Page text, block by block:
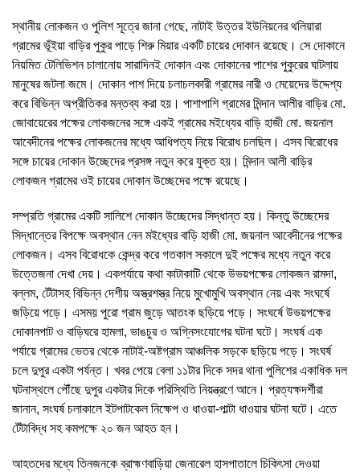
স্থানীয় লোকজন ও পুলিশ সূত্রে জানা গেছে, নাটাই উত্তর ইউনিয়নের থলিয়ারা
গ্রামের ভূঁইয়া বাড়ির পুকুর পাড়ে শিরু মিয়ার একটি চায়ের দোকান রয়েছে। সে দোকানে
নিয়মিত টেলিভিশন চালানোয় সারাদিনই দোকান এবং দোকানের পাশের পুকুরের ঘাটলায়
মানুষের জটলা জমে। দোকান পাশ দিয়ে চলাচলকারী গ্রামের নারী ও মেয়েদের উদ্দেশ্য
করে বিভিন্ন অপ্রীতিকর মন্তব্য করা হয়। পাশাপাশি গ্রামের মিন্দান আলীর বাড়ির মো.
জোবায়েরের পক্ষের লোকজনের সঙ্গে একই গ্রামের মইধ্যের বাড়ি হাজী মো. জয়নাল
আবেদীনের পক্ষের লোকজনের মধ্যে আধিপত্য নিয়ে বিরোধ চলছিল। এসব বিরোধের
সঙ্গে চায়ের দোকান উচ্ছেদের প্রসঙ্গ নতুন করে যুক্ত হয়। মিন্দান আলী বাড়ির
লোকজন গ্রামের ওই চায়ের দোকান উচ্ছেদের পক্ষে রয়েছে।
সম্প্রতি গ্রামের একটি সালিশে দোকান উচ্ছেদের সিদ্ধান্ত হয়। কিন্তু উচ্ছেদের
সিদ্ধান্তের বিপক্ষে অবস্থান নেন মইধ্যের বাড়ি হাজী মো. জয়নাল আবেদীনের পক্ষের
লোকজন। এসব বিরোধকে কেন্দ্র করে গতকাল সকালে দুই পক্ষের মধ্যে নতুন করে
উত্তেজনা দেখা দেয়। একপর্যায়ে কথা কাটাকাটি থেকে উভয়পক্ষের লোকজন রামদা,
বল্লম, টেঁটাসহ বিভিন্ন দেশীয় অস্ত্রশস্ত্র নিয়ে মুখোমুখি অবস্থান নেয় এবং সংঘর্ষে
জড়িয়ে পড়ে। এসময় পুরো গ্রাম জুড়ে আতংক ছড়িয়ে পড়ে। সংঘর্ষে উভয়পক্ষের
দোকানপাট ও বাড়িঘরে হামলা, ভাঙচুর ও অগ্নিসংযোগের ঘটনা ঘটে। সংঘর্ষ এক
পর্যায়ে গ্রামের ভেতর থেকে নাটাই-অষ্টগ্রাম আঞ্চলিক সড়কে ছড়িয়ে পড়ে। সংঘর্ষ
চলে দুপুর একটা পর্যন্ত। খবর পেয়ে বেলা ১১টার দিকে সদর থানা পুলিশের একাধিক দল
ঘটনাস্থলে পৌঁছে দুপুর একটার দিকে পরিস্থিতি নিয়ন্ত্রণে আনে। প্রত্যক্ষদর্শীরা
জানান, সংঘর্ষ চলাকালে ইটপাটকেল নিক্ষেপ ও ধাওয়া-পাল্টা ধাওয়ার ঘটনা ঘটে। এতে
টেঁটাবিদ্ধ সহ কমপক্ষে ২০ জন আহত হন।
আহতদের মধ্যে তিনজনকে ব্রাহ্মণবাড়িয়া জেনারেল হাসপাতালে চিকিৎসা দেওয়া